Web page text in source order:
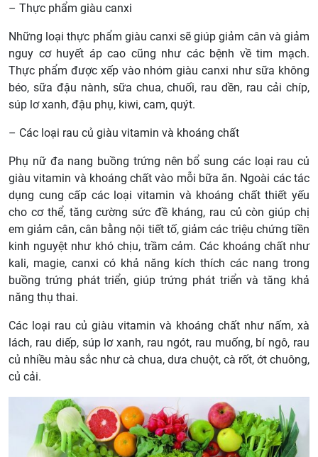
– Thực phẩm giàu canxi
Những loại thực phẩm giàu canxi sẽ giúp giảm cân và giảm
nguy cơ huyết áp cao cũng như các bệnh về tim mạch.
Thực phẩm được xếp vào nhóm giàu canxi như sữa không
béo, sữa đậu nành, sữa chua, chuối, rau dền, rau cải chíp,
súp lơ xanh, đậu phụ, kiwi, cam, quýt.
– Các loại rau củ giàu vitamin và khoáng chất
Phụ nữ đa nang buồng trứng nên bổ sung các loại rau củ
giàu vitamin và khoáng chất vào mỗi bữa ăn. Ngoài các tác
dụng cung cấp các loại vitamin và khoáng chất thiết yếu
cho cơ thể, tăng cường sức đề kháng, rau củ còn giúp chị
em giảm cân, cân bằng nội tiết tố, giảm các triệu chứng tiền
kinh nguyệt như khó chịu, trầm cảm. Các khoáng chất như
kali, magie, canxi có khả năng kích thích các nang trong
buồng trứng phát triển, giúp trứng phát triển và tăng khả
năng thụ thai.
Các loại rau củ giàu vitamin và khoáng chất như nấm, xà
lách, rau diếp, súp lơ xanh, rau ngót, rau muống, bí ngô, rau
củ nhiều màu sắc như cà chua, dưa chuột, cà rốt, ớt chuông,
củ cải.